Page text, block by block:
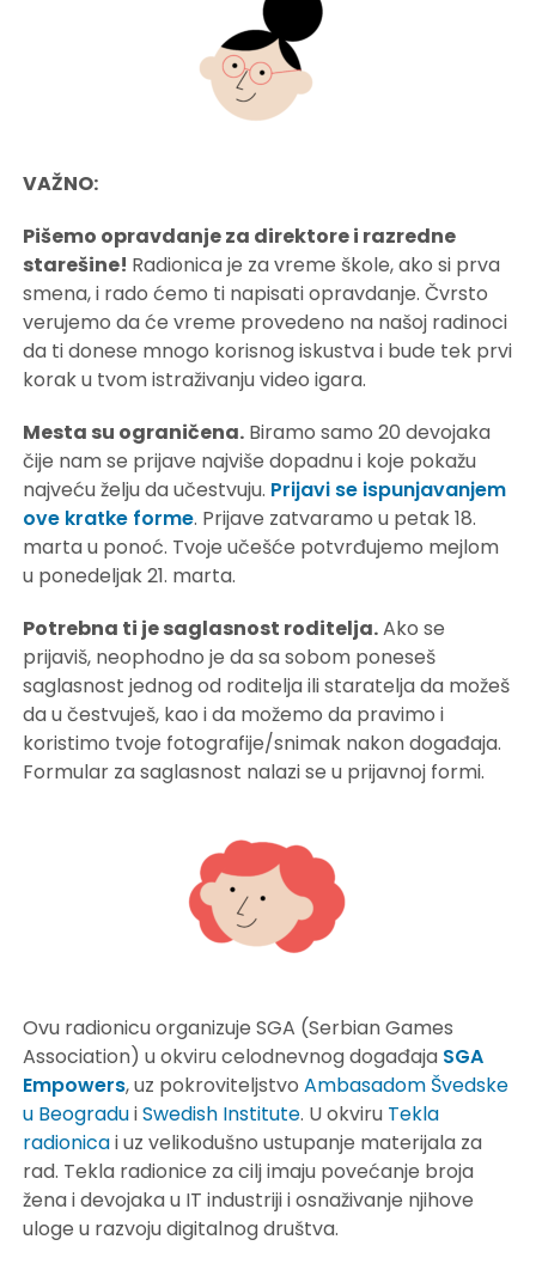
VAŽNO:
Pišemo opravdanje za direktore i razredne
starešine! Radionica je za vreme škole, ako si prva
smena, i rado ćemo ti napisati opravdanje. Čvrsto
verujemo da će vreme provedeno na našoj radinoci
da ti donese mnogo korisnog iskustva i bude tek prvi
korak u tvom istraživanju video igara.
Mesta su ograničena. Biramo samo 20 devojaka
čije nam se prijave najviše dopadnu i koje pokažu
najveću želju da učestvuju. Prijavi se ispunjavanjem
ove kratke forme. Prijave zatvaramo u petak 18.
marta u ponoć. Tvoje učešće potvrđujemo mejlom
u ponedeljak 21. marta.
Potrebna ti je saglasnost roditelja.Ako se
prijaviš, neophodno je da sa sobom poneseš
saglasnost jednog od roditelja ili staratelja da možeš
da u čestvuješ, kao i da možemo da pravimo i
koristimo tvoje fotografije/snimak nakon događaja.
Formular za saglasnost nalazi se u prijavnoj formi.
Ovu radionicu organizuje SGA (Serbian Games
Association) u okvirucelodnevnog događaja SGA
Empowers, uz pokroviteljstvoAmbasadom Švedske
u BeograduiSwedish Institute. U okviru Tekla
radionicai uz velikodušno ustupanje materijala za
rad. Tekla radionice za cilj imaju povećanje broja
žena i devojaka u IT industriji i osnaživanje njihove
uloge u razvoju digitalnog društva.